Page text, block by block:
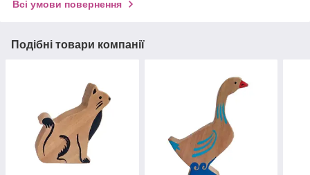
Всі умови повернення
Подібні товари компанії